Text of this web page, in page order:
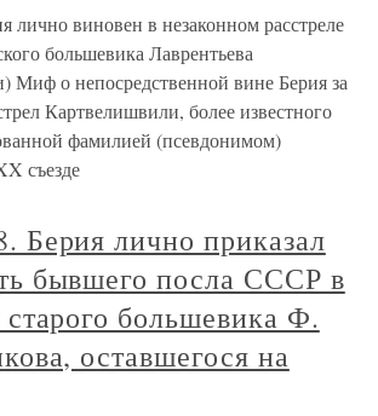
виновен в незаконном расстреле
большевика Лаврентьева
Миф о непосредственной вине Берия за
Картвелишвили, более известного
фамилией (псевдонимом)
съезде
лично приказал
бывшего посла СССР в
большевика Ф.
оставшегося на